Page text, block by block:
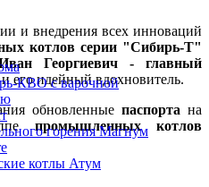
КВО с варочной
горения Магнум
котлы Атум
и внедрения всех инноваций
котлов серии "Сибирь-Т"
Георгиевич - главный
и его идейный вдохновитель.
обновленныепаспорта на
промышленных котлов